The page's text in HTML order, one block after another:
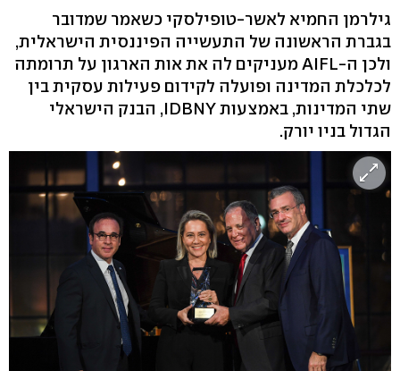
גילרמן החמיא לאשר-טופילסקי כשאמר שמדובר
בגברת הראשונה של התעשייה הפיננסית הישראלית,
ולכן ה-AIFL מעניקים לה את אות הארגון על תרומתה
לכלכלת המדינה ופועלה לקידום פעילות עסקית בין
שתי המדינות, באמצעות IDBNY, הבנק הישראלי
הגדול בניו יורק.